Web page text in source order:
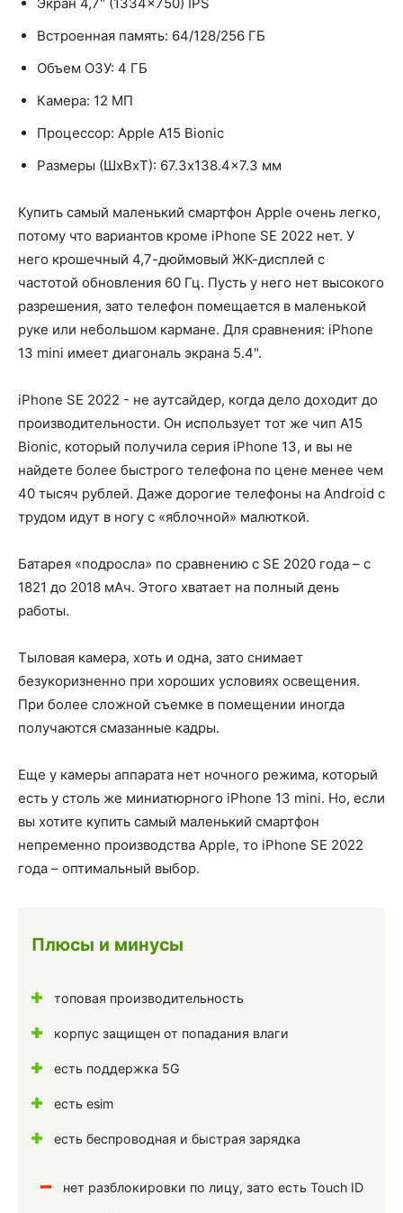
Встроенная память: 64/128/256 ГБ
Объем ОЗУ: 4 ГБ
Камера: 12 МП
Процессор: Apple A15 Bionic
Размеры (ШxВxТ): 67.3x138.4x7.3 мм
Купить самый маленький смартфон Apple очень легко,
потому что вариантов кроме iPhone SE 2022 нет. У
него крошечный 4,7-дюймовый ЖК-дисплей с
частотой обновления 60 Гц. Пусть у него нет высокого
разрешения, зато телефон помещается в маленькой
руке или небольшом кармане. Для сравнения: iPhone
13 mini имеет диагональ экрана 5.4".
iPhone SE 2022 - не аутсайдер, когда дело доходит до
производительности. Он использует тот же чип A15
Bionic, который получила серия iPhone 13, и вы не
найдете более быстрого телефона по цене менее чем
40 тысяч рублей. Даже дорогие телефоны на Android с
трудом идут в ногу с «яблочной» малюткой.
Батарея «подросла» по сравнению с SE 2020 года – с
1821 до 2018 мАч. Этого хватает на полный день
работы.
Тыловая камера, хоть и одна, зато снимает
безукоризненно при хороших условиях освещения.
При более сложной съемке в помещении иногда
получаются смазанные кадры.
Еще у камеры аппарата нет ночного режима, который
есть у столь же миниатюрного iPhone 13 mini. Но, если
вы хотите купить самый маленький смартфон
непременно производства Apple, то iPhone SE 2022
года – оптимальный выбор.
Плюсы и минусы
топовая производительность
корпус защищен от попадания влаги
есть поддержка 5G
есть esim
есть беспроводная и быстрая зарядка
нет разблокировки по лицу, зато есть Touch ID